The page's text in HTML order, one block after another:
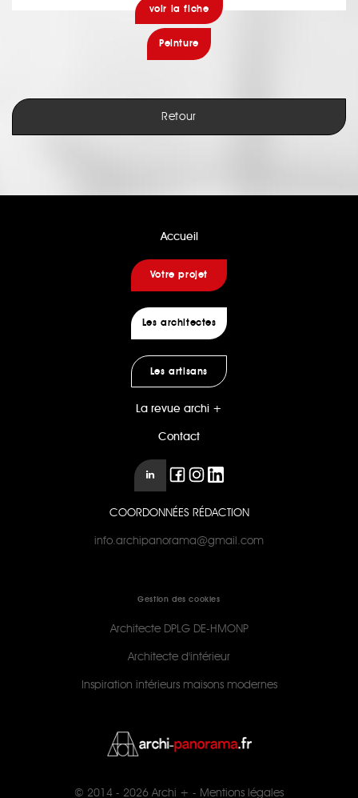
voir la fiche
Peinture
Retour
Accueil
Votre projet
Les architectes
Les artisans
La revue archi +
Contact
COORDONNÉES RÉDACTION
info.archipanorama@gmail.com
Gestion des cookies
Architecte DPLG DE-HMONP
Architecte d'intérieur
Inspiration intérieurs maisons modernes
© 2014 - 2026 Archi + - Mentions légales